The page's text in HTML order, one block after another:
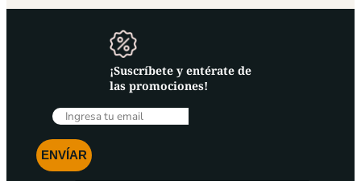
¡Suscríbete y entérate de
las promociones!
ENVÍAR